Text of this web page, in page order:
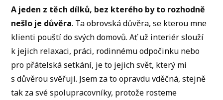
A jeden z těch dílků, bez kterého by to rozhodně
nešlo je důvěra. Ta obrovská důvěra, se kterou mne
klienti pouští do svých domovů. Ať už interiér slouží
k jejich relaxaci, práci, rodinnému odpočinku nebo
pro přátelská setkání, je to jejich svět, který mi
s důvěrou svěřují. Jsem za to opravdu vděčná, stejně
tak za své spolupracovníky, protože rosteme